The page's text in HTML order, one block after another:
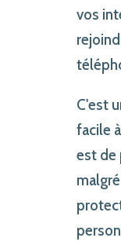
vos
C'est
facile
est de